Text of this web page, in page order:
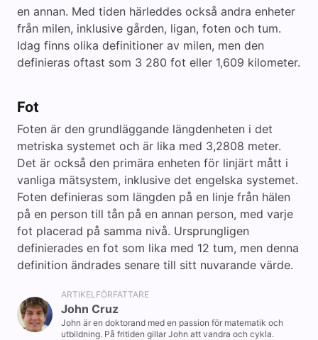
en annan. Med tiden härleddes också andra enheter
från milen, inklusive gården, ligan, foten och tum.
Idag finns olika definitioner av milen, men den
definieras oftast som 3 280 fot eller 1,609 kilometer.
Fot
Foten är den grundläggande längdenheten i det
metriska systemet och är lika med 3,2808 meter.
Det är också den primära enheten för linjärt mått i
vanliga mätsystem, inklusive det engelska systemet.
Foten definieras som längden på en linje från hälen
på en person till tån på en annan person, med varje
fot placerad på samma nivå. Ursprungligen
definierades en fot som lika med 12 tum, men denna
definition ändrades senare till sitt nuvarande värde.
ARTIKELFÖRFATTARE
John Cruz
John är en doktorand med en passion för matematik och
utbildning. På fritiden gillar John att vandra och cykla.